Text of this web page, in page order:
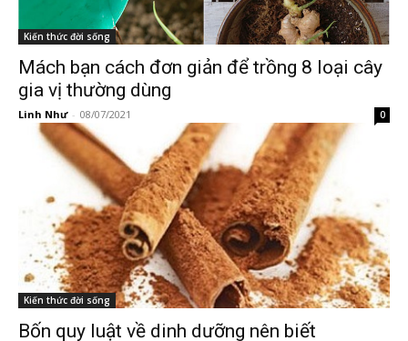
Kiến thức đời sống
Mách bạn cách đơn giản để trồng 8 loại cây
gia vị thường dùng
Linh Như - 08/07/2021 0
Kiến thức đời sống
Bốn quy luật về dinh dưỡng nên biết